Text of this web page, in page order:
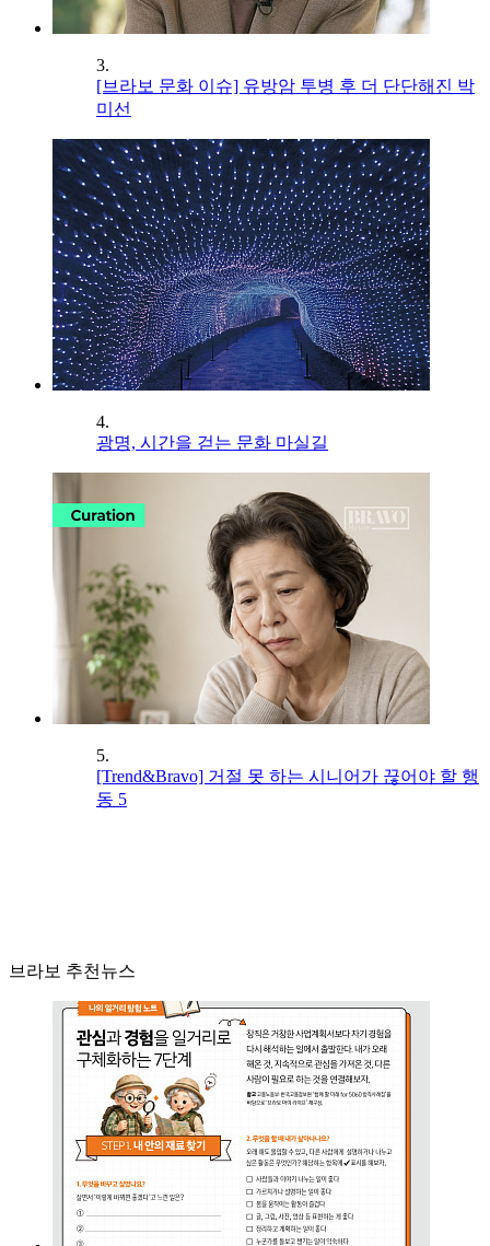
3.
[브라보 문화 이슈] 유방암 투병 후 더 단단해진 박
미선
4.
광명, 시간을 걷는 문화 마실길
5.
[Trend&Bravo] 거절 못 하는 시니어가 끊어야 할 행
동 5
브라보 추천뉴스